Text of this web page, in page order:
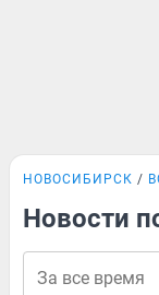
НОВОСИБИРСК
Новости